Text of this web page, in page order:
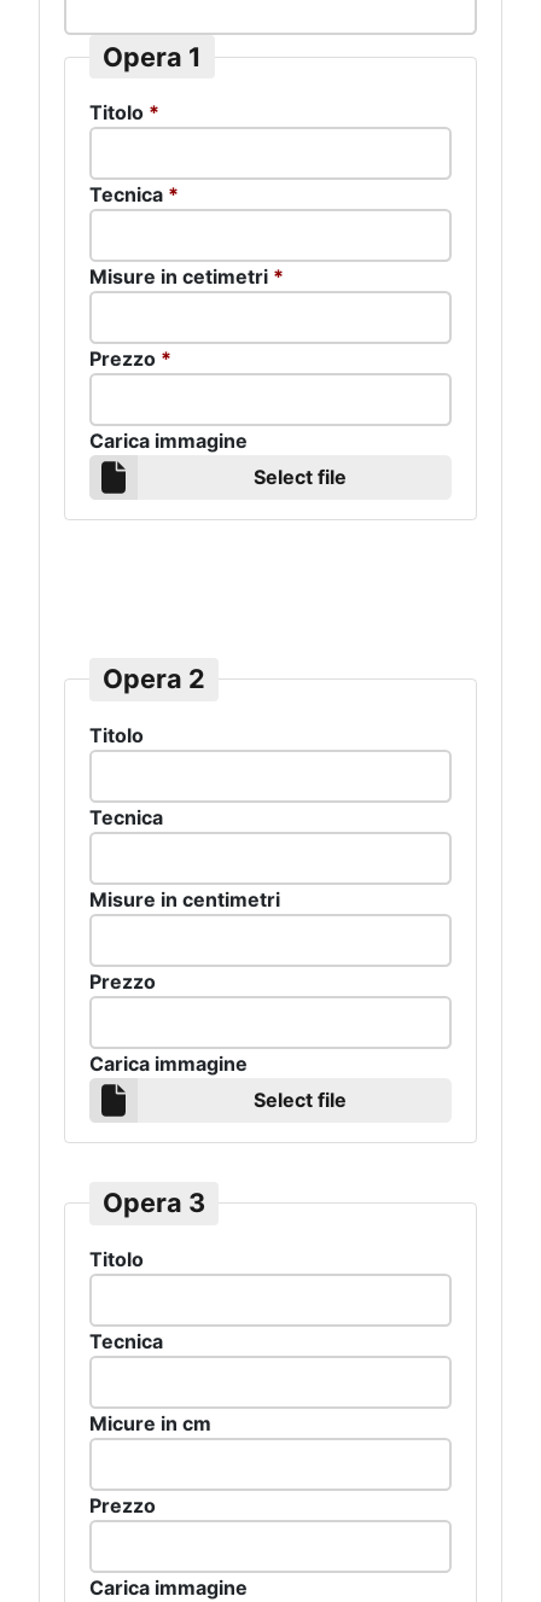
Opera 1
Titolo *
Tecnica *
Misure in cetimetri *
Prezzo *
Carica immagine
Select file
Opera 2
Titolo
Tecnica
Misure in centimetri
Prezzo
Carica immagine
Select file
Opera 3
Titolo
Tecnica
Micure in cm
Prezzo
Carica immagine